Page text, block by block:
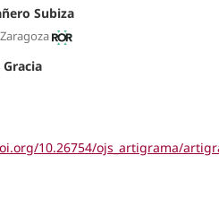
Subiza
10.26754/ojs_artigrama/